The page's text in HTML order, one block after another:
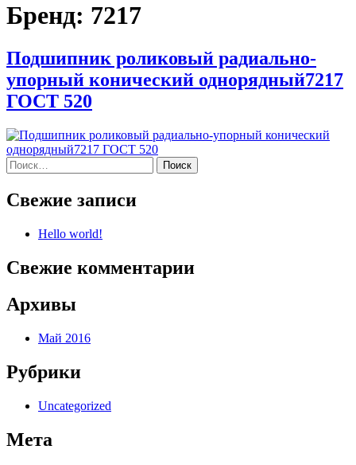
Бренд: 7217
Подшипник роликовый радиально-
упорный конический однорядный7217
ГОСТ 520
Найти:
Свежие записи
Hello world!
Свежие комментарии
Архивы
Май 2016
Рубрики
Uncategorized
Мета